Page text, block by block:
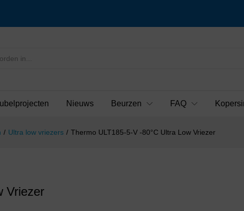
Nieuws Beurzen FAQ
/ Ultra low vriezers / Thermo ULT185-5-V -80°C Ultra Low Vriezer
Vriezer